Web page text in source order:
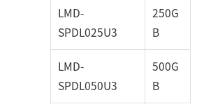
LMD-
SPDL025U3
250G
B
LMD-
SPDL050U3
500G
B